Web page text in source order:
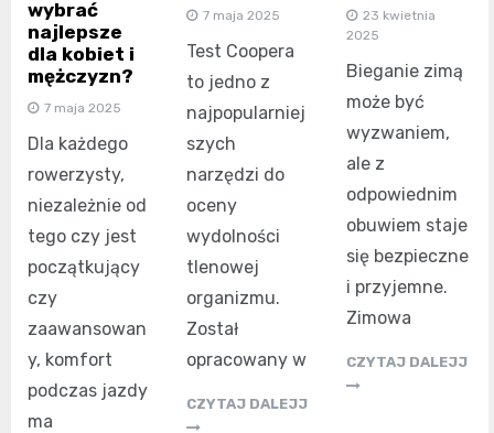
wybrać
najlepsze
dla kobiet i
mężczyzn?
7 maja 2025
Dla każdego
rowerzysty,
niezależnie od
tego czy jest
początkujący
czy
zaawansowan
y, komfort
podczas jazdy
ma
7 maja 2025
Test Coopera
to jedno z
najpopularniej
szych
narzędzi do
oceny
wydolności
tlenowej
organizmu.
Został
opracowany w
CZYTAJ DALEJJ
23 kwietnia
2025
Bieganie zimą
może być
wyzwaniem,
ale z
odpowiednim
obuwiem staje
się bezpieczne
i przyjemne.
Zimowa
CZYTAJ DALEJJ